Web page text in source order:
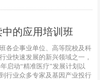
的应用培训班
各企事业单位、高等院校及科
业快速发展的新兴领域之一，
启动“精准医疗”发展计划以
行业众多专家及基因产业投行